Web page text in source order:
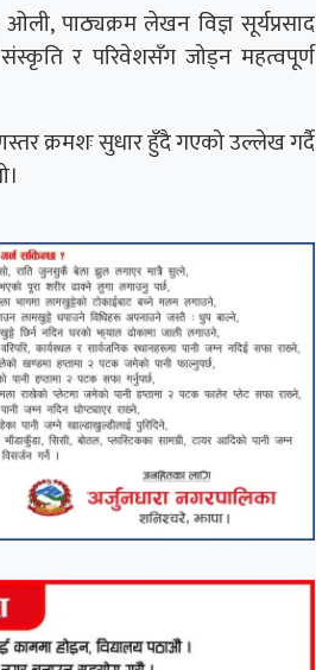
पाठ्यक्रम लेखन विज्ञ सूर्यप्रसाद
र परिवेशसँग जोड्न महत्वपूर्ण
क्रमशः सुधार हुँदै गएको उल्लेख गर्दै